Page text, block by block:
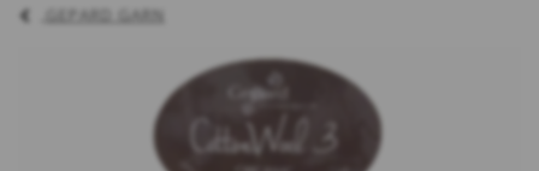
GEPARD GARN